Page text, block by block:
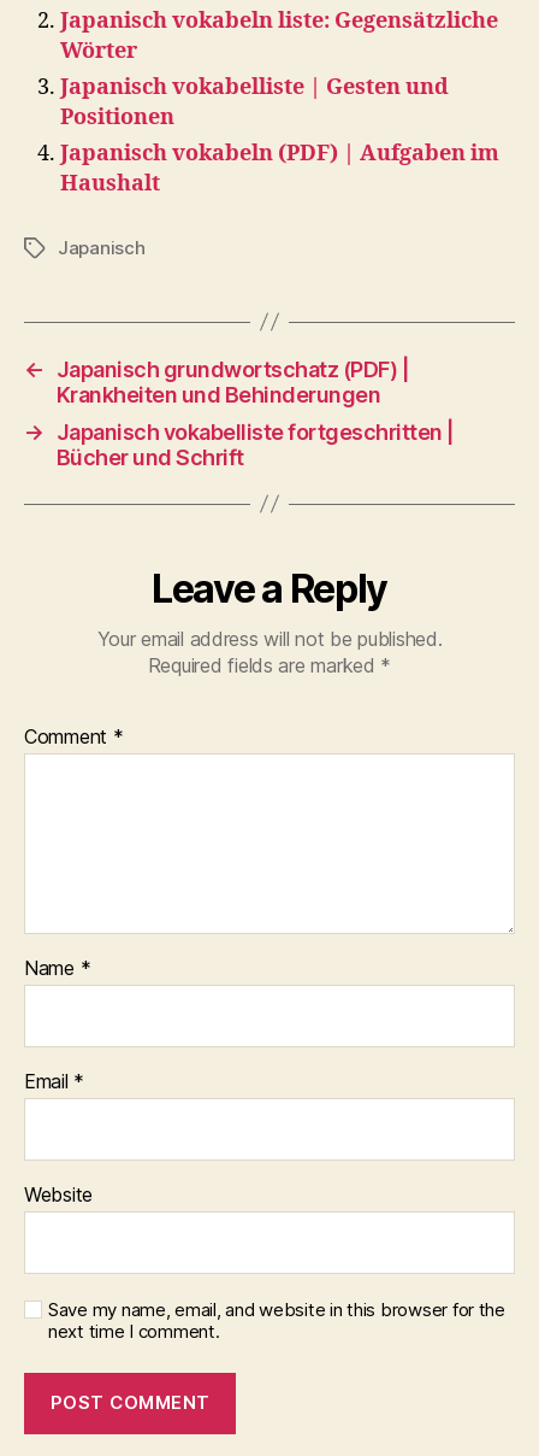
Japanisch vokabeln liste: Gegensätzliche
Wörter
Japanisch vokabelliste | Gesten und
Positionen
Japanisch vokabeln (PDF) | Aufgaben im
Haushalt
TagsJapanisch
←
Japanisch grundwortschatz (PDF) |
Krankheiten und Behinderungen
→
Japanisch vokabelliste fortgeschritten |
Bücher und Schrift
Leave a Reply
Your email address will not be published.
Required fields are marked *
Comment *
Name *
Email *
Website
Save my name, email, and website in this browser for the
next time I comment.